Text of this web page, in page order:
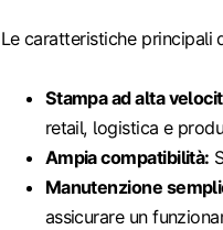
Le caratteristiche principali
Stampa ad alta
retail, logistica e
Ampia compatibilità:
Manutenzione
assicurare un